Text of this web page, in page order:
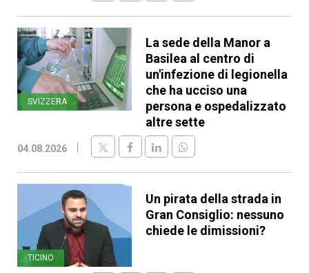
SVIZZERA
La sede della Manor a
Basilea al centro di
un'infezione di legionella
che ha ucciso una
persona e ospedalizzato
altre sette
04.08.2026
TICINO
Un pirata della strada in
Gran Consiglio: nessuno
chiede le dimissioni?